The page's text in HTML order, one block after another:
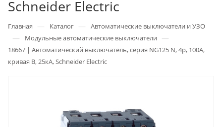
Schneider Electric
Главная — Каталог — Автоматические выключатели и УЗО
— Модульные автоматические выключатели —
18667 | Автоматический выключатель, серия NG125 N, 4p, 100А,
кривая B, 25кА, Schneider Electric